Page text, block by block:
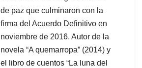
de paz que culminaron con la
firma del Acuerdo Definitivo en
noviembre de 2016. Autor de la
novela “A quemarropa” (2014) y
el libro de cuentos “La luna del